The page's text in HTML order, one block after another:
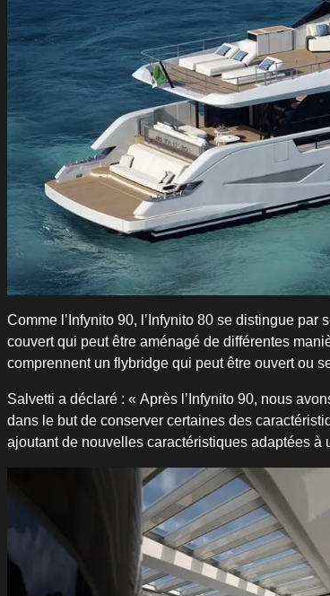
Comme l’Infynito 90, l’Infynito 80 se distingue
couvert qui peut être aménagé de différentes
comprennent un flybridge qui peut être ouvert ou
Salvetti a déclaré : « Après l’Infynito 90, nous
dans le but de conserver certaines des
ajoutant de nouvelles caractéristiques adaptées à